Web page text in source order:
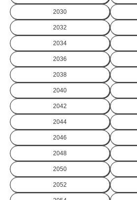
2030
2032
2034
2036
2038
2040
2042
2044
2046
2048
2050
2052